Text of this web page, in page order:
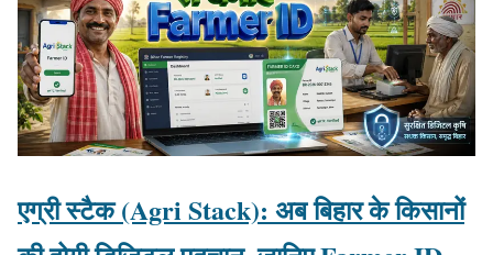
एग्री स्टैक (Agri Stack): अब बिहार के किसानों